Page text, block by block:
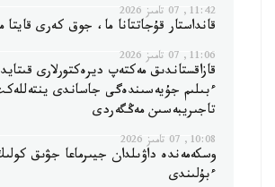
11:42, 07 تامىز 2026
قانداستار قۇجاتتانا ما، جوق كەرى قايتا
11:06, 07 تامىز 2026
قازاقستاندىق مەكتەپ ديرەكتورلارى
ءبىلىم جۇيەسىندەگى جاساندى
تاجىريبەسىن مەڭگەردى
10:08, 07 تامىز 2026
وسكەمەندە داۋىلدان جيىرماعا جۋىق
ءبۇلىندى